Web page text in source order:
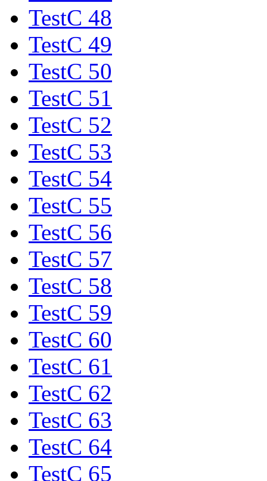
TestC 48
TestC 49
TestC 50
TestC 51
TestC 52
TestC 53
TestC 54
TestC 55
TestC 56
TestC 57
TestC 58
TestC 59
TestC 60
TestC 61
TestC 62
TestC 63
TestC 64
TestC 65